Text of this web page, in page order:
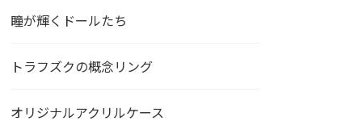
瞳が輝くドールたち
トラフズクの概念リング
オリジナルアクリルケース